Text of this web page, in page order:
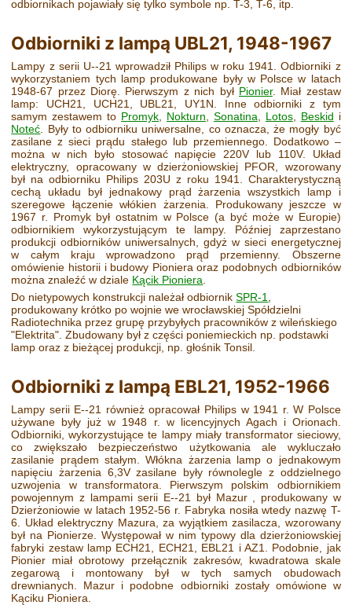
odbiornikach pojawiały się tylko symbole np. T-3, T-6, itp.
Odbiorniki z lampą UBL21, 1948-1967
Lampy z serii U--21 wprowadził Philips w roku 1941. Odbiorniki z
wykorzystaniem tych lamp produkowane były w Polsce w latach
1948-67 przez Diorę. Pierwszym z nich był Pionier. Miał zestaw
lamp: UCH21, UCH21, UBL21, UY1N. Inne odbiorniki z tym
samym zestawem to Promyk Nokturn Sonatina Lotos, Beskid i
Noteć . Były to odbiorniku uniwersalne, co oznacza, że mogły być
zasilane z sieci prądu stałego lub przemiennego. Dodatkowo –
można w nich było stosować napięcie 220V lub 110V. Układ
elektryczny, opracowany w dzierżoniowskiej PFOR, wzorowany
był na odbiorniku Philips 203U z roku 1941. Charakterystyczną
cechą układu był jednakowy prąd żarzenia wszystkich lamp i
szeregowe łączenie włókien żarzenia. Produkowany jeszcze w
1967 r. Promyk był ostatnim w Polsce (a być może w Europie)
odbiornikiem wykorzystującym te lampy. Później zaprzestano
produkcji odbiorników uniwersalnych, gdyż w sieci energetycznej
w całym kraju wprowadzono prąd przemienny. Obszerne
omówienie historii i budowy Pioniera oraz podobnych odbiorników
można znaleźć w dziale Kącik Pioniera
Do nietypowych konstrukcji należał odbiornikSPR-1
produkowany krótko po wojnie we wrocławskiej Spółdzielni
Radiotechnika przez grupę przybyłych pracowników z wileńskiego
"Elektrita". Zbudowany był z części poniemieckich np. podstawki
lamp oraz z bieżącej produkcji, np. głośnik Tonsil.
Odbiorniki z lampą EBL21, 1952-1966
Lampy serii E--21 również opracował Philips w 1941 r. W Polsce
używane były już w 1948 r. w licencyjnych Agach i Orionach.
Odbiorniki, wykorzystujące te lampy miały transformator sieciowy,
co zwiększało bezpieczeństwo użytkowania ale wykluczało
zasilanie prądem stałym. Włókna żarzenia lamp o jednakowym
napięciu żarzenia 6,3V zasilane były równolegle z oddzielnego
uzwojenia w transformatora. Pierwszym polskim odbiornikiem
powojennym z lampami serii E--21 był Mazur , produkowany w
Dzierżoniowie w latach 1952-56 r. Fabryka nosiła wtedy nazwę T-
6. Układ elektryczny Mazura, za wyjątkiem zasilacza, wzorowany
był na Pionierze. Występował w nim typowy dla dzierżoniowskiej
fabryki zestaw lamp ECH21, ECH21, EBL21 i AZ1. Podobnie, jak
Pionier miał obrotowy przełącznik zakresów, kwadratowa skale
zegarową i montowany był w tych samych obudowach
drewnianych. Mazur i podobne odbiorniki zostały omówione w
Kąciku Pioniera.